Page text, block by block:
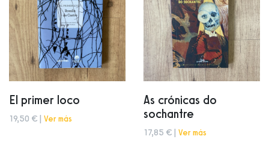
El primer loco
19,50 € | Ver más
As crónicas do
sochantre
17,85 € | Ver más